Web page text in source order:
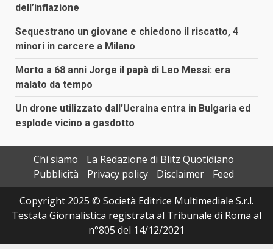
dell’inflazione
Sequestrano un giovane e chiedono il riscatto, 4
minori in carcere a Milano
Morto a 68 anni Jorge il papà di Leo Messi: era
malato da tempo
Un drone utilizzato dall’Ucraina entra in Bulgaria ed
esplode vicino a gasdotto
Chi siamo
La Redazione di Blitz Quotidiano
Pubblicità
Privacy policy Disclaimer
Feed
Copyright 2025 © Società Editrice Multimediale S.r.l.
Testata Giornalistica registrata al Tribunale di Roma al
n°805 del 14/12/2021